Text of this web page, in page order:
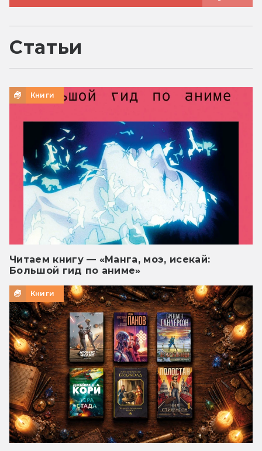
Статьи
Книги
Читаем книгу — «Манга, моэ, исекай:
Большой гид по аниме»
Книги